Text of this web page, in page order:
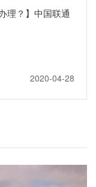
理？】中国联通
2020-04-28